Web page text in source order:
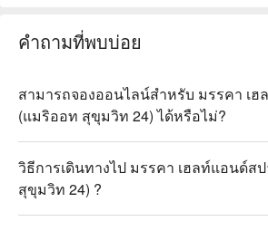
คำถามที่พบบ่อย
สามารถจองออนไลน์สำหรับ มรรคา เ
(แมริออท สุขุมวิท 24) ได้หรือไม่?
วิธีการเดินทางไป มรรคา เฮลท์แอนด์ส
สุขุมวิท 24) ?